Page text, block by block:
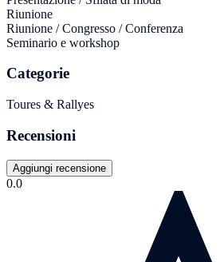
Riunione
Riunione / Congresso / Conferenza
Seminario e workshop
Categorie
Toures & Rallyes
Recensioni
Aggiungi recensione
0.0